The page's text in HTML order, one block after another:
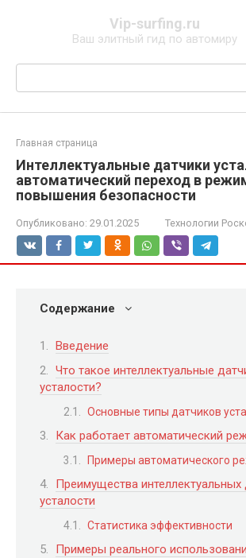
Vip-surfing.ru
Ваш элитный гид по автомиру
Поиск:
Главная страница
Интеллектуальные датчики
автоматический переход в
повышения безопасности
Опубликовано: 29.01.2025 Технологии
Содержание
Введение
Что такое интеллектуальные
усталости?
Основные типы датчиков
Как работает автоматический
Примеры автоматического
Преимущества интеллектуальных
усталости
Статистика эффективности
Примеры реального